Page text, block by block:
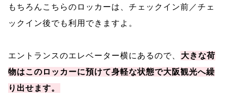
もちろんこちらのロッカーは、チェックイン前／チェ
ックイン後でも利用できますよ。
エントランスのエレベーター横にあるので、
大きな荷
物はこのロッカーに預けて身軽な状態で大阪観光へ繰
り出せます。